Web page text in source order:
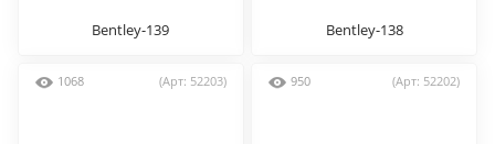
Bentley-139 Bentley-138
1068 (Арт: 52203) 950 (Арт: 52202)